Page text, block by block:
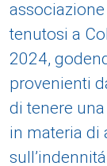
tenutosi a
2024,
provenienti
di tenere
in materia di